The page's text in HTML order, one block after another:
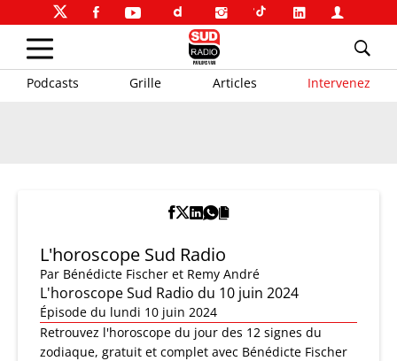
Podcasts Grille Articles Intervenez
L'horoscope Sud Radio
Par Bénédicte Fischer et Remy André
L'horoscope Sud Radio du 10 juin 2024
Épisode du lundi 10 juin 2024
Retrouvez l'horoscope du jour des 12 signes du
zodiaque, gratuit et complet avec Bénédicte Fischer